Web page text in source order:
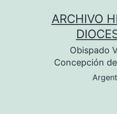
ARCHIVO
Obispado
Concepción